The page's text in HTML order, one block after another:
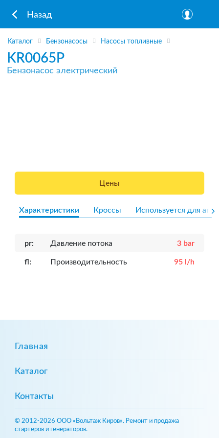
Назад
Каталог Бензонасосы Насосы топливные
KR0065P
Бензонасос электрический
Цены
Характеристики Кроссы Используется для
pr: Давление потока 3 bar
fl: Производительность 95 l/h
Главная
Каталог
Контакты
© 2012-2026 ООО «Вольтаж Киров». Ремонт и продажа
стартеров и генераторов.